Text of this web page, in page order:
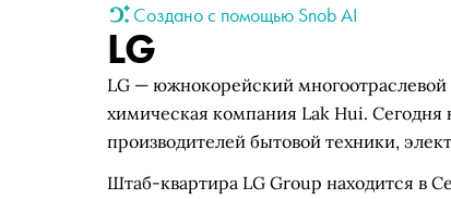
Создано с помощью Snob AI
LG
LG — южнокорейский многоотраслевой
химическая компания Lak Hui.
производителей бытовой техники,
Штаб-квартира LG Group находится в